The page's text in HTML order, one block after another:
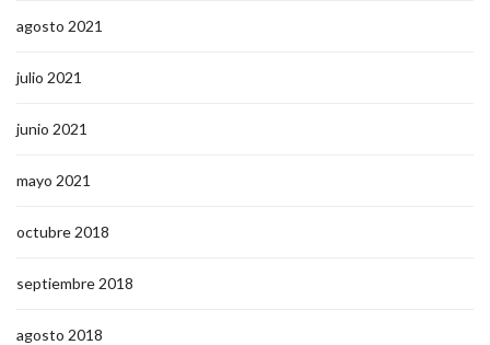
agosto 2021
julio 2021
junio 2021
mayo 2021
octubre 2018
septiembre 2018
agosto 2018